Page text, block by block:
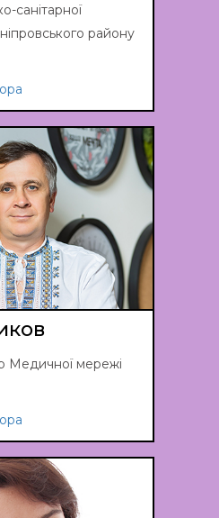
санітарної
району
Медичної мережі